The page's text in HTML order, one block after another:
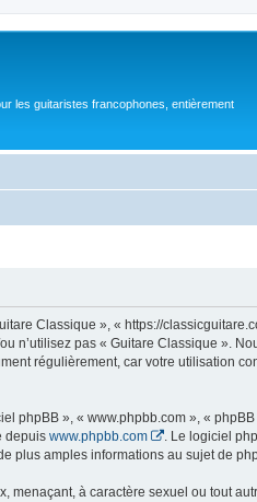
les guitaristes francophones, entièrement
Classique », « https://
n’utilisez pas « Guitare Classique ».
régulièrement, car votre utilisation
phpBB », « www.phpbb.com », «
depuis www.phpbb.com
. Le logiciel
plus amples informations au sujet de
à caractère sexuel ou tout